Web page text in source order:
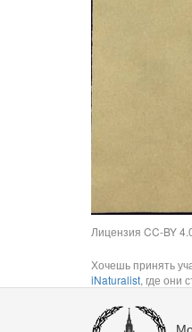
Лицензия CC-BY
Хочешь принять
iNaturalist, где они